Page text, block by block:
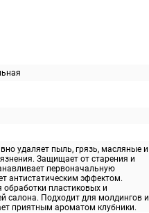
удаляет пыль, грязь, масляные и
Защищает от старения и
первоначальную
антистатическим эффектом.
обработки пластиковых и
салона. Подходит для молдингов и
приятным ароматом клубники.